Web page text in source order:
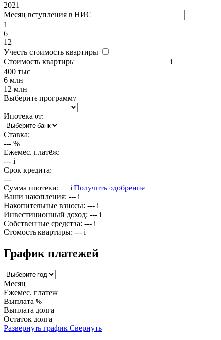
2021
Месяц вступления в НИС
1
6
12
Учесть стоимость квартиры
Стоимость квартиры
i
400 тыс
6 млн
12 млн
Выберите программу
Ипотека от:
Ставка:
--- %
Ежемес. платёж:
--- i
Срок кредита:
---
Сумма ипотеки: --- i Получить одобрение
Ваши накопления: --- i
Накопительные взносы: --- i
Инвестиционный доход: --- i
Собственные средства: --- i
Стомость квартиры: --- i
График платежей
Месяц
Ежемес. платеж
Выплата %
Выплата долга
Остаток долга
Развернуть график Свернуть